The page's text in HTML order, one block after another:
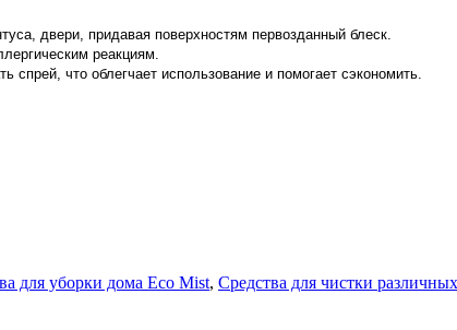
двери, придавая поверхностям первозданный блеск.
реакциям.
что облегчает использование и помогает сэкономить.
для уборки дома Eco Mist, Средства для чистки